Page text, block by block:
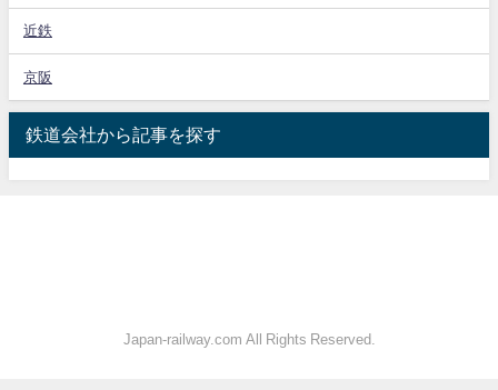
近鉄
京阪
鉄道会社から記事を探す
Japan-railway.com All Rights Reserved.